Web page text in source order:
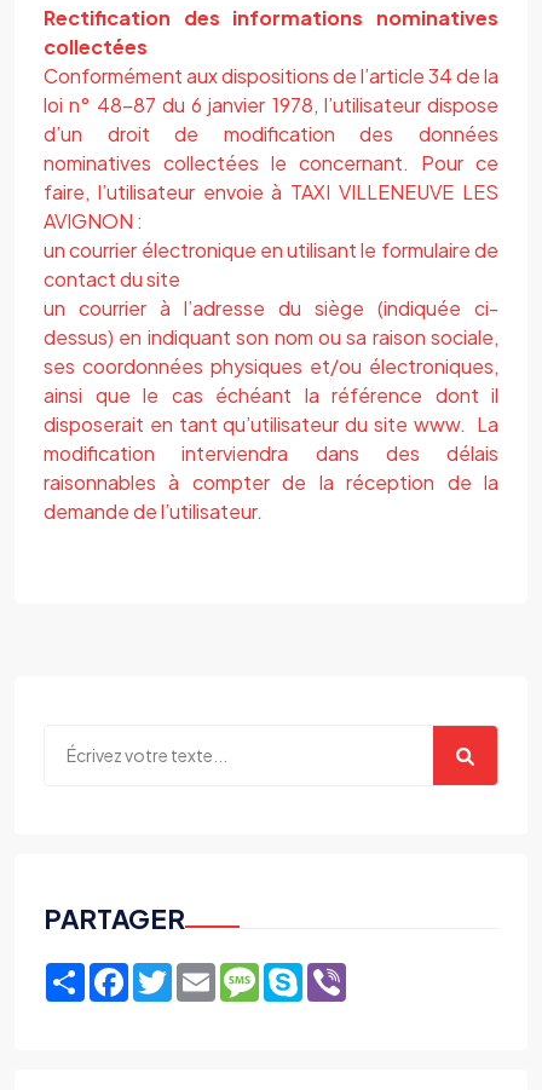
Rectification des informations nominatives
collectées
Conformément aux dispositions de l’article 34 de la
loi n° 48-87 du 6 janvier 1978, l’utilisateur dispose
d’un droit de modification des données
nominatives collectées le concernant. Pour ce
faire, l’utilisateur envoie à TAXI VILLENEUVE LES
AVIGNON :
un courrier électronique en utilisant le formulaire de
contact du site
un courrier à l’adresse du siège (indiquée ci-
dessus) en indiquant son nom ou sa raison sociale,
ses coordonnées physiques et/ou électroniques,
ainsi que le cas échéant la référence dont il
disposerait en tant qu’utilisateur du site www. La
modification interviendra dans des délais
raisonnables à compter de la réception de la
demande de l’utilisateur.
PARTAGER
ShareFacebook
TwitterEmailMessage
Skype